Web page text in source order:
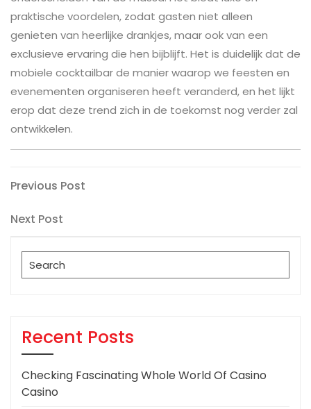
praktische voordelen, zodat gasten niet alleen
genieten van heerlijke drankjes, maar ook van een
exclusieve ervaring die hen bijblijft. Het is duidelijk dat de
mobiele cocktailbar de manier waarop we feesten en
evenementen organiseren heeft veranderd, en het lijkt
erop dat deze trend zich in de toekomst nog verder zal
ontwikkelen.
Post
navigation
Previous
Previous Post
Next
Next Post
Search
for:
Recent Posts
Checking Fascinating Whole World Of Casino
Casino